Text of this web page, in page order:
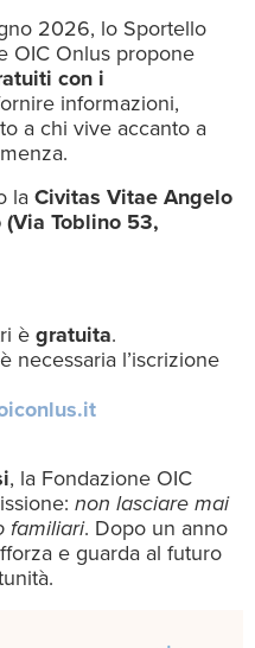
2026, lo Sportello
OIC Onlus propone
con i
informazioni,
a chi vive accanto a
la Civitas Vitae Angelo
Toblino 53,
è gratuita.
necessaria l’iscrizione
, la Fondazione OIC
non lasciare mai
familiari. Dopo un anno
e guarda al futuro